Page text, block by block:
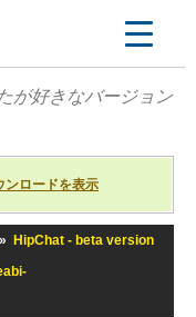
が好きなバージョン
ンロードを表示
»
HipChat - beta version